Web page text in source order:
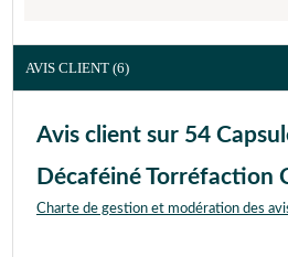
AVIS CLIENT (6)
Avis client sur 54
Décaféiné Torréfaction
Charte de gestion et modération des